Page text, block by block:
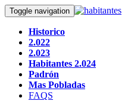
Toggle navigation
Historico
2.022
2.023
Habitantes 2.024
Padrón
Mas Pobladas
FAQS